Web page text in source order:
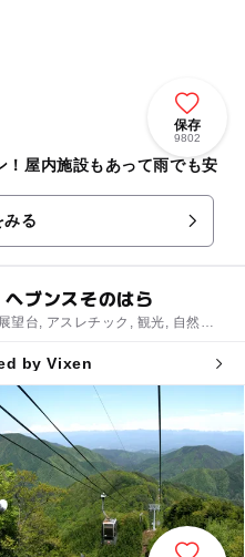
保存
9802
！屋内施設もあって雨でも安
みる
ブンスそのはら
望台, アスレチック, 観光, 自然体
by Vixen